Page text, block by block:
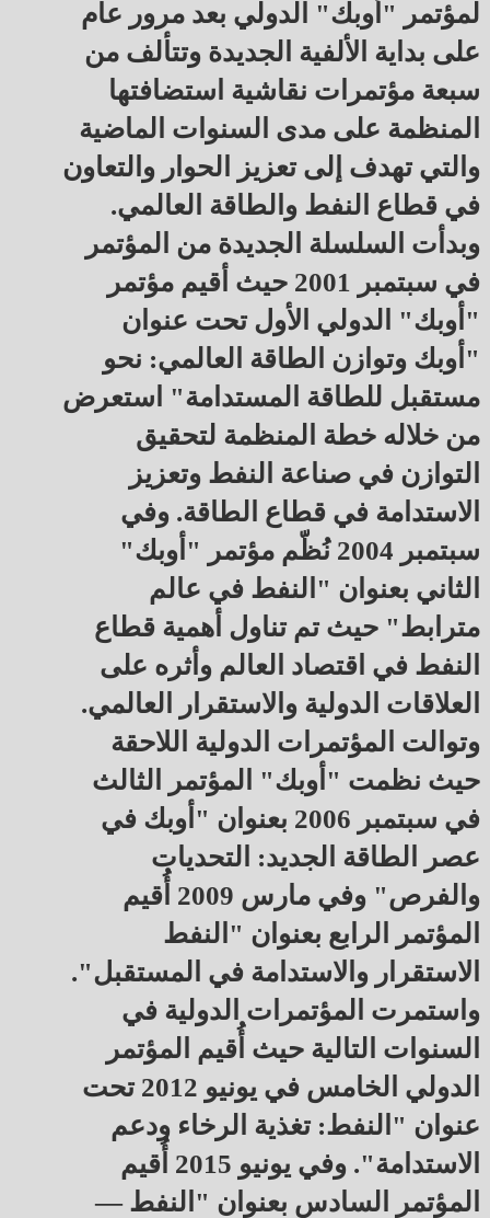
لمؤتمر "أوبك" الدولي بعد مرور عام
على بداية الألفية الجديدة وتتألف من
سبعة مؤتمرات نقاشية استضافتها
المنظمة على مدى السنوات الماضية
والتي تهدف إلى تعزيز الحوار والتعاون
في قطاع النفط والطاقة العالمي.
وبدأت السلسلة الجديدة من المؤتمر
في سبتمبر 2001 حيث أقيم مؤتمر
"أوبك" الدولي الأول تحت عنوان
"أوبك وتوازن الطاقة العالمي: نحو
مستقبل للطاقة المستدامة" استعرض
من خلاله خطة المنظمة لتحقيق
التوازن في صناعة النفط وتعزيز
الاستدامة في قطاع الطاقة. وفي
سبتمبر 2004 نُظّم مؤتمر "أوبك"
الثاني بعنوان "النفط في عالم
مترابط" حيث تم تناول أهمية قطاع
النفط في اقتصاد العالم وأثره على
العلاقات الدولية والاستقرار العالمي.
وتوالت المؤتمرات الدولية اللاحقة
حيث نظمت "أوبك" المؤتمر الثالث
في سبتمبر 2006 بعنوان "أوبك في
عصر الطاقة الجديد: التحديات
والفرص" وفي مارس 2009 أُقيم
المؤتمر الرابع بعنوان "النفط
الاستقرار والاستدامة في المستقبل".
واستمرت المؤتمرات الدولية في
السنوات التالية حيث أُقيم المؤتمر
الدولي الخامس في يونيو 2012 تحت
عنوان "النفط: تغذية الرخاء ودعم
الاستدامة". وفي يونيو 2015 أُقيم
المؤتمر السادس بعنوان "النفط —